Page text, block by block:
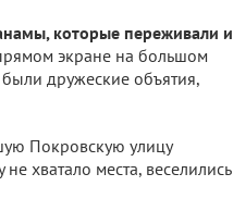
которые переживали и
экране на большом
дружеские объятия,
Покровскую улицу
хватало места, веселились